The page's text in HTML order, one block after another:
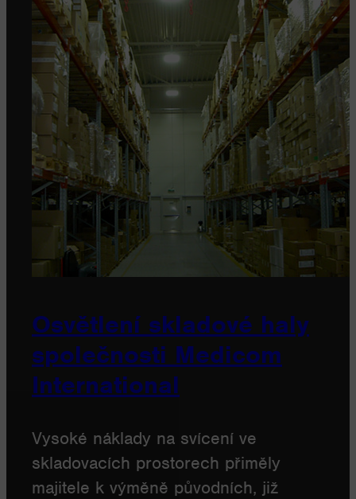
Osvětlení skladové haly
společnosti Medicom
International
Vysoké náklady na svícení ve
skladovacích prostorech přiměly
majitele k výměně původních, již